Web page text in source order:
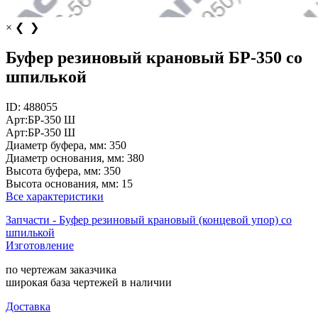
× ❮ ❯
Буфер резиновый крановый БР-350 со
шпилькой
ID: 488055
Арт:БР-350 Ш
Арт:БР-350 Ш
Диаметр буфера, мм: 350
Диаметр основания, мм: 380
Высота буфера, мм: 350
Высота основания, мм: 15
Все характеристики
Запчасти - Буфер резиновый крановый (концевой упор) со
шпилькой
Изготовление
по чертежам заказчика
широкая база чертежей в наличии
Доставка